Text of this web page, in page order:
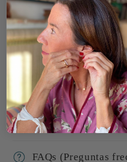
Características
Envíos, cambios y
Cuidado de joyas
FAQs (Preguntas